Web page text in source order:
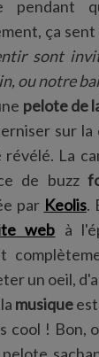
pendant
ça sent
sont
ou notre
pelote de
sur la
révélé. La
de buzz
par Keolis.
web à
un oeil,
musique
cool ! Bon,